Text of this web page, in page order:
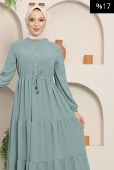
%17
İndirim